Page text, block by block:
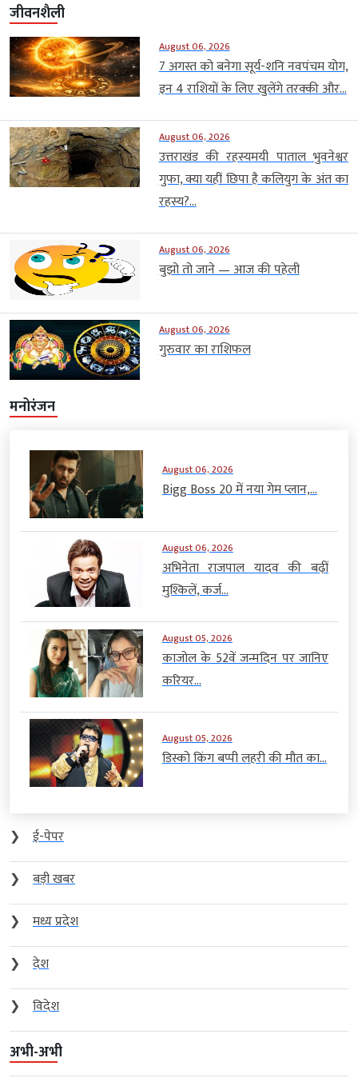
जीवनशैली
August 06, 2026
7 अगस्त को बनेगा सूर्य-शनि नवपंचम योग,
इन 4 राशियों के लिए खुलेंगे तरक्की और...
August 06, 2026
उत्तराखंड की रहस्यमयी पाताल भुवनेश्वर
गुफा, क्या यहीं छिपा है कलियुग के अंत का
रहस्य?...
August 06, 2026
बुझो तो जाने — आज की पहेली
August 06, 2026
गुरुवार का राशिफल
मनोरंजन
August 06, 2026
Bigg Boss 20 में नया गेम प्लान,...
August 06, 2026
अभिनेता राजपाल यादव की बढ़ीं
मुश्किलें, कर्ज...
August 05, 2026
काजोल के 52वें जन्मदिन पर जानिए
करियर...
August 05, 2026
डिस्को किंग बप्पी लहरी की मौत का...
❯
ई-पेपर
❯
बड़ी खबर
❯
मध्य प्रदेश
❯
देश
❯
विदेश
अभी-अभी